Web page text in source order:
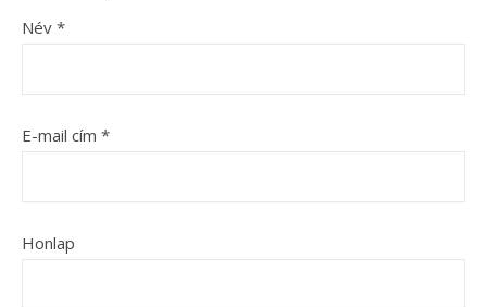
Név *
E-mail cím *
Honlap